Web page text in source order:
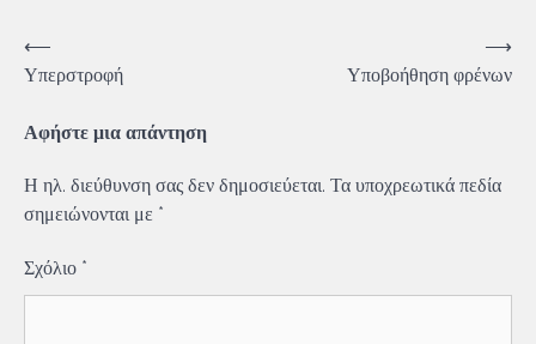
Πλοήγηση
άρθρων
⟵
Υπερστροφή
Υποβοήθηση φρένων
⟶
Αφήστε μια απάντηση
Η ηλ. διεύθυνση σας δεν δημοσιεύεται. Τα υποχρεωτικά πεδία
σημειώνονται με *
Σχόλιο *